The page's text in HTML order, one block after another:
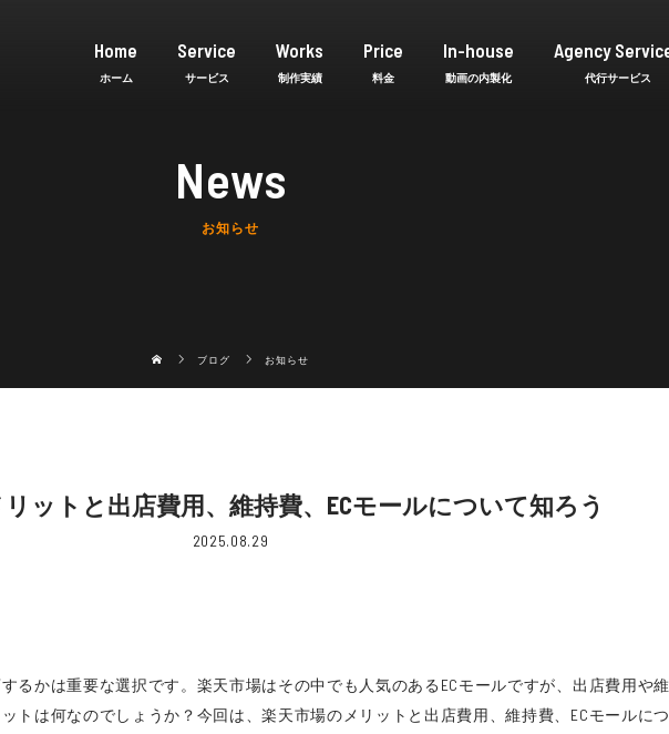
Home Service Works Price In-house Agency
News
お知らせ
ブログ お知らせ
ットと出店費用、維持費、ECモールについて知ろう
2025.08.29
るかは重要な選択です。楽天市場はその中でも人気のあるECモールですが、出店費用や
トは何なのでしょうか？今回は、楽天市場のメリットと出店費用、維持費、ECモールに